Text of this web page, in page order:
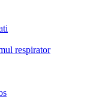
respirator